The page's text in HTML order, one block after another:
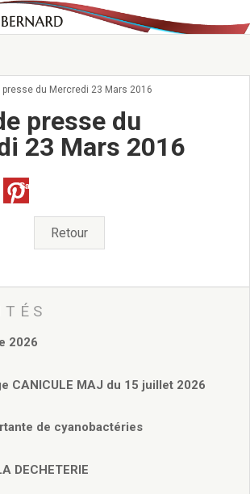
municipaux
2026
du Maire
nous voir
Techniques
Scolaires
Municipale/règlementation
réglementation funéraire
ligne
boissons
presse du Mercredi 23 Mars 2016
presse du
23 Mars 2016
Save
Retour
2026
CANICULE MAJ du 15 juillet 2026
de cyanobactéries
DECHETERIE